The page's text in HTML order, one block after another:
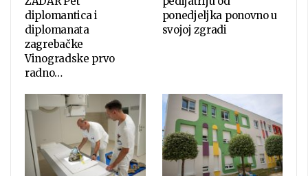
diplomantica i
diplomanata
zagrebačke
Vinogradske prvo
radno…
ponedjeljka ponovno u
svojoj zgradi